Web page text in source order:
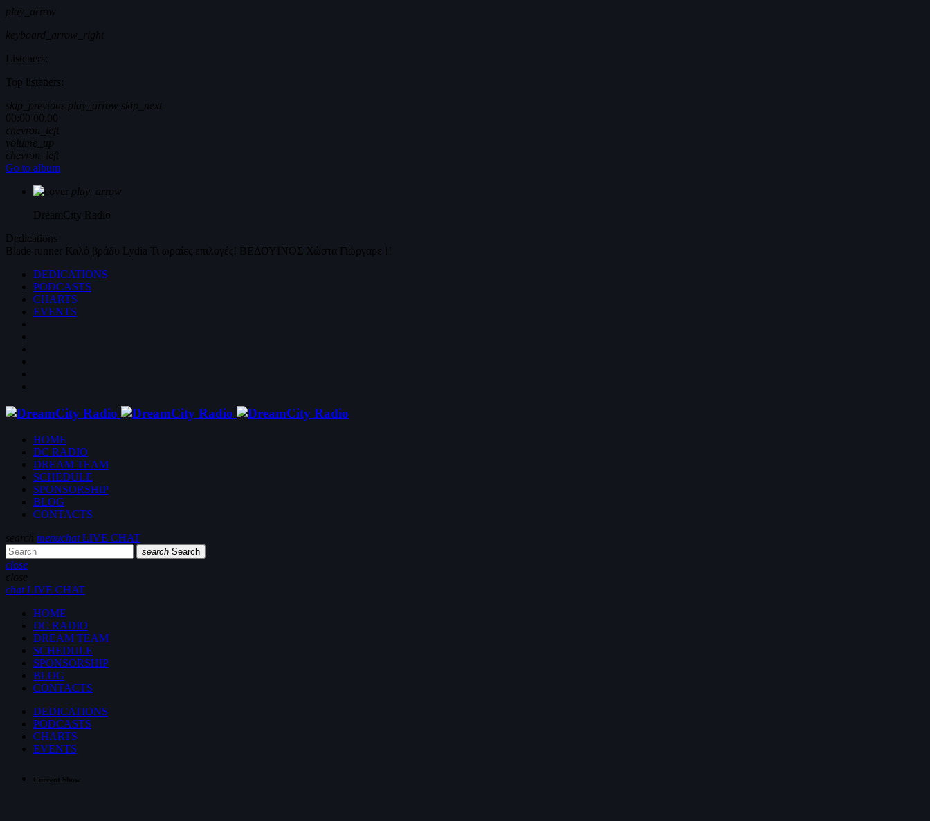
play_arrow
keyboard_arrow_right
Listeners:
Top listeners:
skip_previous play_arrow skip_next
00:00 00:00
chevron_left
volume_up
chevron_left
Go to album
play_arrow
DreamCity Radio
Dedications
Blade runner Καλό βράδυ Lydia Τι ωραίες επιλογές! ΒΕΔΟΥΙΝΟΣ Χώστα Γιώργαρε !!
DEDICATIONS
PODCASTS
CHARTS
EVENTS
HOME
DC RADIO
DREAM TEAM
SCHEDULE
SPONSORSHIP
BLOG
CONTACTS
search menuchatLIVE CHAT
search Search
close
close
chatLIVE CHAT
HOME
DC RADIO
DREAM TEAM
SCHEDULE
SPONSORSHIP
BLOG
CONTACTS
DEDICATIONS
PODCASTS
CHARTS
EVENTS
Current Show